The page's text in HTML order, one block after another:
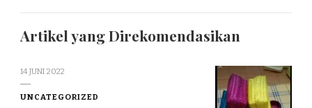
Artikel yang Direkomendasikan
14 JUNI 2022
UNCATEGORIZED